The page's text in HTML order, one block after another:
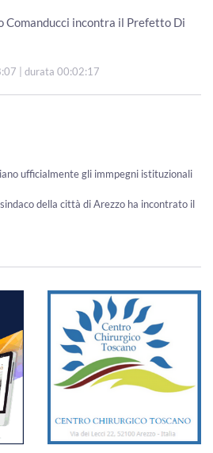
Comanducci incontra il Prefetto Di
| durata 00:02:17
ufficialmente gli immpegni istituzionali
della città di Arezzo ha incontrato il